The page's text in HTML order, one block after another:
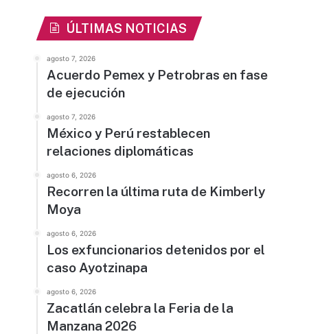
ÚLTIMAS NOTICIAS
agosto 7, 2026
Acuerdo Pemex y Petrobras en fase
de ejecución
agosto 7, 2026
México y Perú restablecen
relaciones diplomáticas
agosto 6, 2026
Recorren la última ruta de Kimberly
Moya
agosto 6, 2026
Los exfuncionarios detenidos por el
caso Ayotzinapa
agosto 6, 2026
Zacatlán celebra la Feria de la
Manzana 2026